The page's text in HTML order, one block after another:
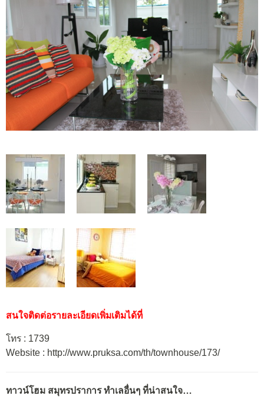
สนใจติดต่อรายละเอียดเพิ่มเติมได้ที่
โทร : 1739
Website : http://www.pruksa.com/th/townhouse/173/
ทาวน์โฮม สมุทรปราการ ทำเลอื่นๆ ที่น่าสนใจ…